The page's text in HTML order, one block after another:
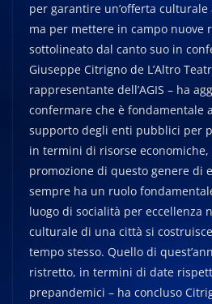
per garantire un’offerta
ma per mettere in campo nuove
sottolineato dal canto suo in
Giuseppe Citrigno de L’Altro
rappresentante dell’AGIS – ha
confermare che è fondamentale
supporto degli enti pubblici per
in termini di risorse economiche,
promozione di questo genere di
sempre ha un ruolo
luogo di socialità per eccellenza
culturale di una città si
tempo stesso. Quello di
ristretto, in termini di date
prepandemici – ha concluso